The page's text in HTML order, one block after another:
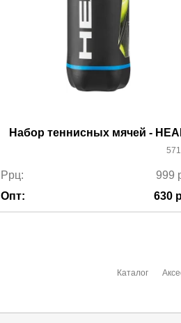
Набор теннисных мячей -
Ррц: 999
Опт:
630
Каталог